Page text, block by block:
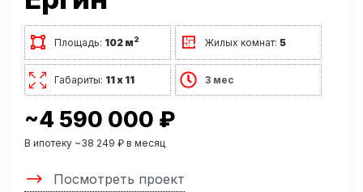
Площадь: 102 м2 Жилых комнат:5
Габариты: 11 х 11 3 мес
~4 590 000 ₽
В ипотеку ~38 249 ₽ в месяц
Посмотреть проект